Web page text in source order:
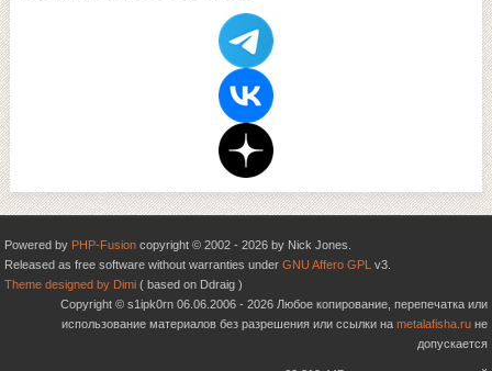
Powered by PHP-Fusion copyright © 2002 - 2026 by Nick Jones.
Released as free software without warranties under GNU Affero GPL v3.
Theme designed by Dimi ( based on Ddraig )
Copyright © s1ipk0rn 06.06.2006 - 2026 Любое копирование, перепечатка или
использование материалов без разрешения или ссылки на metalafisha.ru не
допускается